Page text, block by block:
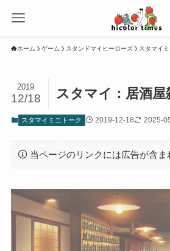
ホーム ゲーム スタンドマイヒーローズ スタマイ
スタマイ：居酒屋
2019
12/18
スタマイミニトーク 2019-12-18 2025-
当ページのリンクには広告が含ま